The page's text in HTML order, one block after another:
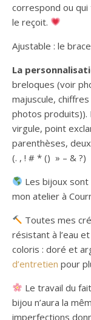
correspond ou qui
le reçoit.
Ajustable : le
La
breloques (voir
majuscule,
photos produits)).
virgule, point
parenthèses,
(. , ! # * () » – & ?)
Les bijoux sont
mon atelier à
Toutes mes
résistant à l’eau
coloris : doré et
d’entretien pour
Le travail du
bijou n’aura la
imperfections